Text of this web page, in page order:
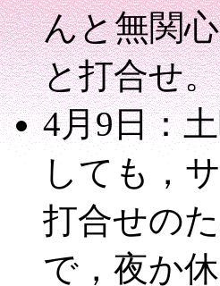
んと無関
と打合せ。
4月9日：
しても，
打合せの
で，夜か